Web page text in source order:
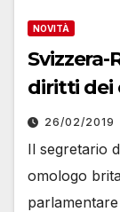
NOVITÀ
diritti dei
26/02/2019
Il segretario
omologo